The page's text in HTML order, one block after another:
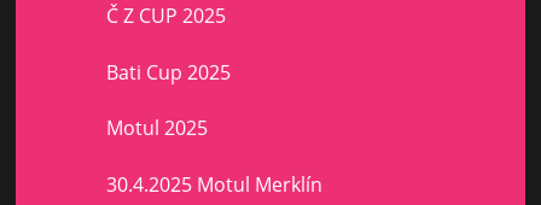
Č Z CUP 2025
Bati Cup 2025
Motul 2025
30.4.2025 Motul Merklín